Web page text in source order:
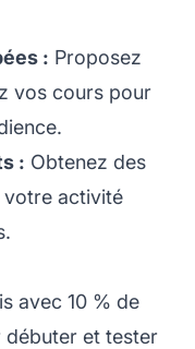
: Proposez
vos cours pour
: Obtenez des
votre activité
avec 10 % de
débuter et tester